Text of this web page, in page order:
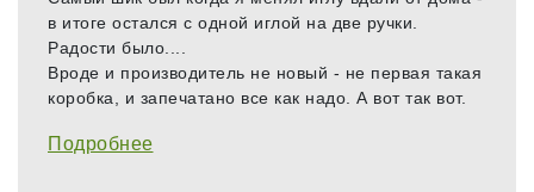
в итоге остался с одной иглой на две ручки.
Радости было....
Вроде и производитель не новый - не первая такая
коробка, и запечатано все как надо. А вот так вот.
Подробнее